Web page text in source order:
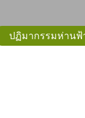
ปฏิมากรรมห่านฟ้